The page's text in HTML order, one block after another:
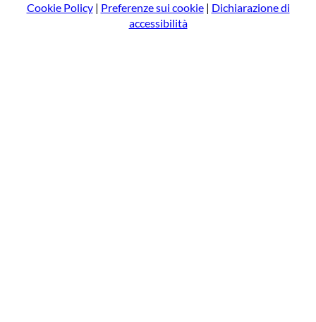
Cookie Policy| Preferenze sui cookie| Dichiarazione di
accessibilità